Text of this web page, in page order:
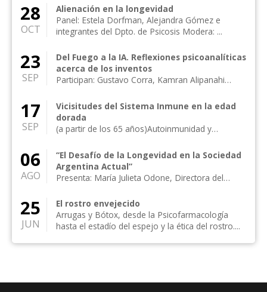
28
OCT
Alienación en la longevidad
Panel: Estela Dorfman, Alejandra Gómez e
integrantes del Dpto. de Psicosis Modera: ...
23
SEP
Del Fuego a la IA. Reflexiones psicoanalíticas
acerca de los inventos
Participan: Gustavo Corra, Kamran Alipanahi
17
SEP
Vicisitudes del Sistema Inmune en la edad
dorada
(a partir de los 65 años)Autoinmunidad y
Diserta...
06
AGO
“El Desafío de la Longevidad en la Sociedad
Argentina Actual”
Presenta: María Julieta Odone, Directora del
25
JUN
El rostro envejecido
Arrugas y Bótox, desde la Psicofarmacología
hasta el estadío del espejo y la ética del rostro....